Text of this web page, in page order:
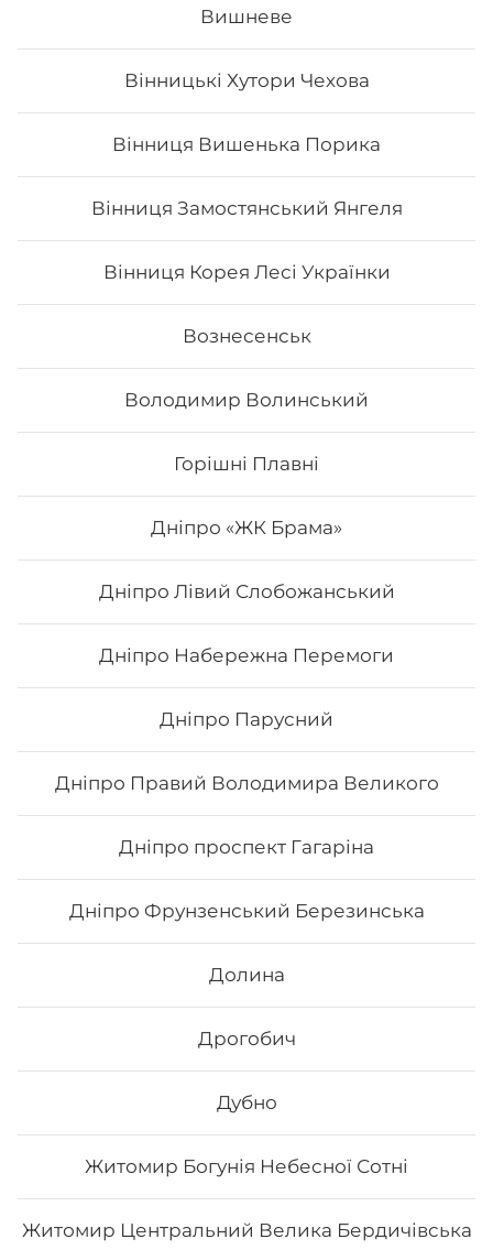
Вишневе
Вінницькі Хутори Чехова
Вінниця Вишенька Порика
Вінниця Замостянський Янгеля
Вінниця Корея Лесі Українки
Вознесенськ
Володимир Волинський
Горішні Плавні
Дніпро «ЖК Брама»
Дніпро Лівий Слобожанський
Дніпро Набережна Перемоги
Дніпро Парусний
Дніпро Правий Володимира Великого
Дніпро проспект Гагаріна
Дніпро Фрунзенський Березинська
Долина
Дрогобич
Дубно
Житомир Богунія Небесної Сотні
Житомир Центральний Велика Бердичівська
Футомак з лососем
Вага: 275 г Склад: норі, рис, лосось, огірок, авокадо,
₴
Футомак асорті
Вага: 300 г Склад: норі, рис, японський м., сурімі,
₴
Чікен чілі